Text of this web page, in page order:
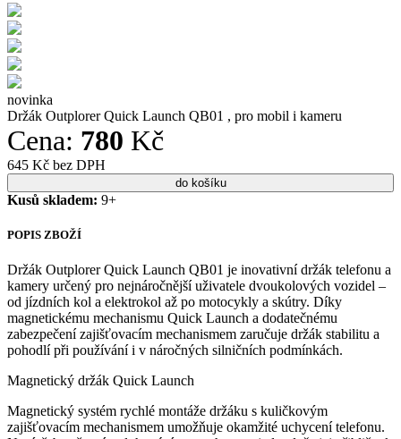
novinka
Držák Outplorer Quick Launch QB01 , pro mobil i kameru
Cena: 780 Kč
645 Kč bez DPH
Kusů skladem: 9+
POPIS ZBOŽÍ
Držák Outplorer Quick Launch QB01 je inovativní držák telefonu a
kamery určený pro nejnáročnější uživatele dvoukolových vozidel –
od jízdních kol a elektrokol až po motocykly a skútry. Díky
magnetickému mechanismu Quick Launch a dodatečnému
zabezpečení zajišťovacím mechanismem zaručuje držák stabilitu a
pohodlí při používání i v náročných silničních podmínkách.
Magnetický držák Quick Launch
Magnetický systém rychlé montáže držáku s kuličkovým
zajišťovacím mechanismem umožňuje okamžité uchycení telefonu.